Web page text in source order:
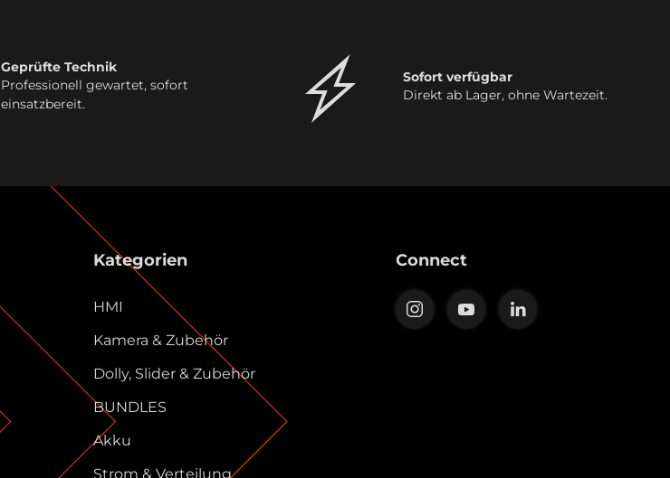
Geprüfte Technik
Professionell gewartet, sofort
einsatzbereit.
Sofort verfügbar
Direkt ab Lager, ohne Wartezeit.
Kategorien
HMI
Kamera & Zubehör
Dolly, Slider & Zubehör
BUNDLES
Akku
Strom & Verteilung
Connect